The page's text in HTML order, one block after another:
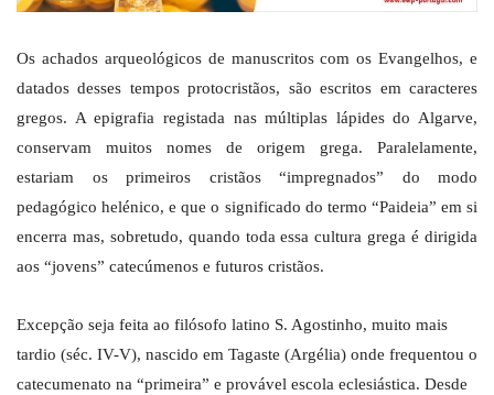
Os achados arqueológicos de manuscritos com os Evangelhos, e
datados desses tempos protocristãos, são escritos em caracteres
gregos. A epigrafia registada nas múltiplas lápides do Algarve,
conservam muitos nomes de origem grega. Paralelamente,
estariam os primeiros cristãos “impregnados” do modo
pedagógico helénico, e que o significado do termo “Paideia” em si
encerra mas, sobretudo, quando toda essa cultura grega é dirigida
aos “jovens” catecúmenos e futuros cristãos.
Excepção seja feita ao filósofo latino S. Agostinho, muito mais
tardio (séc. IV-V), nascido em Tagaste (Argélia) onde frequentou o
catecumenato na “primeira” e provável escola eclesiástica. Desde